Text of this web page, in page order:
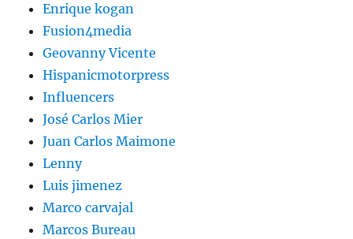
Enrique kogan
Fusion4media
Geovanny Vicente
Hispanicmotorpress
Influencers
José Carlos Mier
Juan Carlos Maimone
Lenny
Luis jimenez
Marco carvajal
Marcos Bureau